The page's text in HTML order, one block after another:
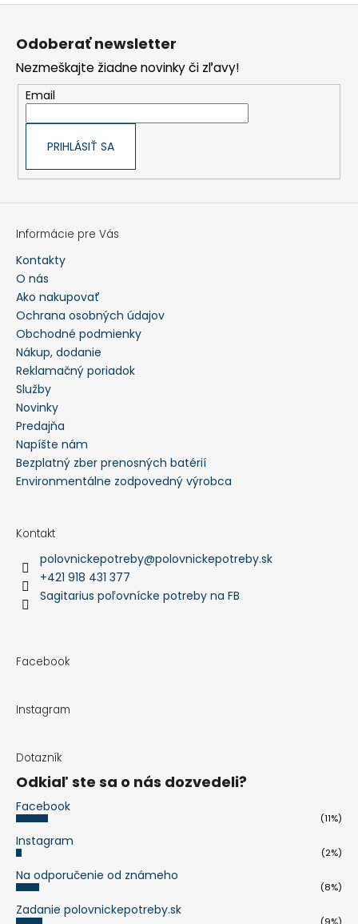
e
p
r
v
y
s
Z
Odoberať newsletter
Nezmeškajte žiadne novinky či zľavy!
Email
PRIHLÁSIŤ SA
Informácie pre Vás
Kontakty
O nás
Ako nakupovať
Ochrana osobných údajov
Obchodné podmienky
Nákup, dodanie
Reklamačný poriadok
Služby
Novinky
Predajňa
Napíšte nám
Bezplatný zber prenosných batérií
Environmentálne zodpovedný výrobca
Kontakt
polovnickepotreby@polovnickepotreby.sk
+421 918 431 377
Sagitarius poľovnícke potreby na FB
Facebook
Instagram
Dotazník
Odkiaľ ste sa o nás dozvedeli?
Facebook
(11%)
Instagram
(2%)
Na odporučenie od známeho
(8%)
Zadanie polovnickepotreby.sk